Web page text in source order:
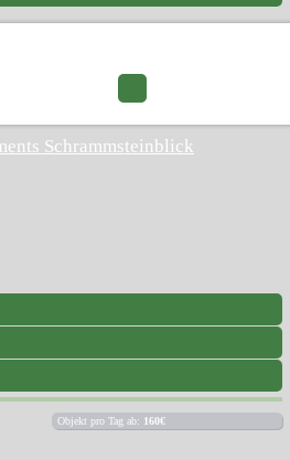
Schrammsteinblick
Objekt pro Tag ab: 160€